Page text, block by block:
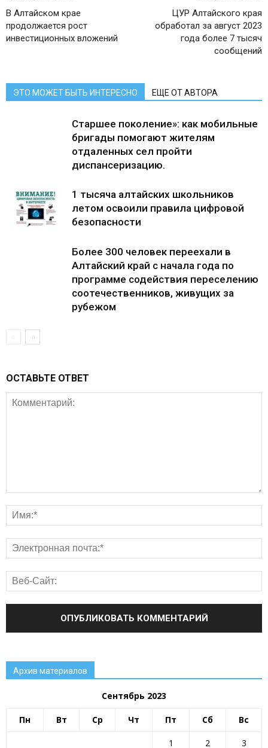
В Алтайском крае
продолжается рост
инвестиционных вложений
ЦУР Алтайского края
обработал за август 2023
года более 7 тысяч
сообщений
ЭТО МОЖЕТ БЫТЬ ИНТЕРЕСНО ЕЩЕ ОТ АВТОРА
Старшее поколение»: как мобильные
бригады помогают жителям
отдаленных сел пройти
диспансеризацию.
1 тысяча алтайских школьников
летом освоили правила цифровой
безопасности
Более 300 человек переехали в
Алтайский край с начала года по
программе содействия переселению
соотечественников, живущих за
рубежом
ОСТАВЬТЕ ОТВЕТ
Архив материалов
Сентябрь 2023
Пн Вт Ср Чт Пт Сб Вс
1 2 3